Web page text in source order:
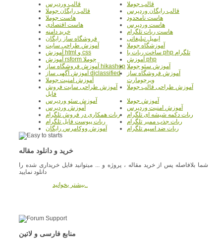
قالب جوملا
قالب وردپرس
قالب رایگان وردپرس
قالب رایگان جوملا
هاست نامحدود
هاست جوملا
هاست وردپرس
هاست اقتصادی
هاست ربات تلگرام
خرید دامنه
ایمیل تبلیغاتی
فروشگاه ساز رایگان
آموزشگاه جوملا
آموزش طراحی سایت
ساخت ربات با php تلگرام
آموزش html و css
آموزش php
آموزش rsform جوملا
آموزش سئو جوملا آموزش فروشگاه ساز hikashop
آموزش فروشگاه ساز
ویرچومارت
آموزش آگهی ساز djclassified
آموزش امنیت جوملا
آموزش طراحی قالب جوملا
آموزش طراحی سایت فروش
فایل
آموزش جوملا
آموزش سئو وردپرس
آموزش امنیت وردپرس
آموزش وردپرس
ربات دکمه شیشه ای تلگرام
ربات همکاری در فروش تلگرام
ربات جذب ممبر تلگرام
ربات پیوست فایل تلگرام
ربات ضد اسپم تلگرام
آموزش ووکامرس رایگان
خرید و دانلود مقاله
شما بلافاصله پس از خرید مقاله ، پروژه و ... میتوانید فایل خریداری شده را
دانلود نمایید
بیشتر بخوانید..
منابع فارسی و لاتین